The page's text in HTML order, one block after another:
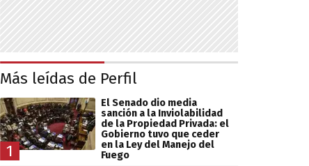
Más leídas de Perfil
1
El Senado dio media
sanción a la Inviolabilidad
de la Propiedad Privada: el
Gobierno tuvo que ceder
en la Ley del Manejo del
Fuego